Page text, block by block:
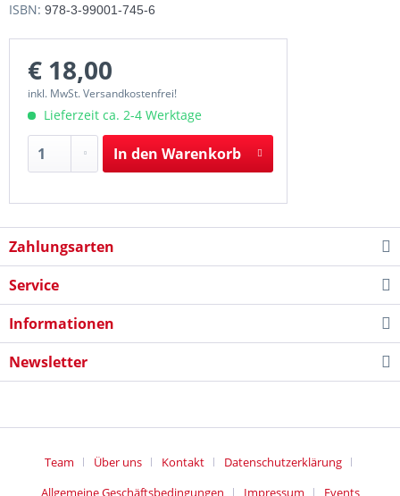
ISBN: 978-3-99001-745-6
€ 18,00
inkl. MwSt. Versandkostenfrei!
Lieferzeit ca. 2-4 Werktage
In den Warenkorb
Zahlungsarten
Service
Informationen
Newsletter
Team Über uns Kontakt
Datenschutzerklärung
Allgemeine Geschäftsbedingungen
Impressum Events